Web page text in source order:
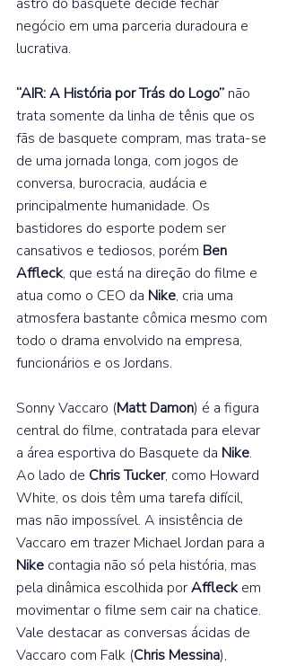
negócio em uma parceria duradoura e
lucrativa.
“AIR: A História por Trás do Logo” não
trata somente da linha de tênis que os
fãs de basquete compram, mas trata-se
de uma jornada longa, com jogos de
conversa, burocracia, audácia e
principalmente humanidade. Os
bastidores do esporte podem ser
cansativos e tediosos, porém Ben
Affleck, que está na direção do filme e
atua como o CEO da Nike, cria uma
atmosfera bastante cômica mesmo com
todo o drama envolvido na empresa,
funcionários e os Jordans.
Sonny Vaccaro (Matt Damon) é a figura
central do filme, contratada para elevar
a área esportiva do Basquete da Nike.
Ao lado de Chris Tucker, como Howard
White, os dois têm uma tarefa difícil,
mas não impossível. A insistência de
Vaccaro em trazer Michael Jordan para a
Nike contagia não só pela história, mas
pela dinâmica escolhida por Affleck em
movimentar o filme sem cair na chatice.
Vale destacar as conversas ácidas de
Vaccaro com Falk (Chris Messina),